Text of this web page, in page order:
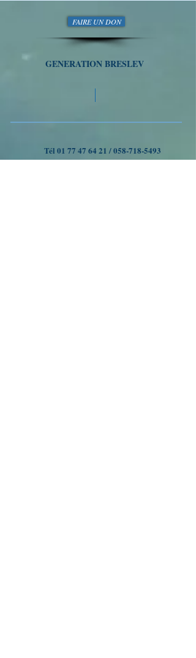
FAIRE UN DON
GENERATION BRESLEV
Tél 01 77 47 64 21 /058-718-5493